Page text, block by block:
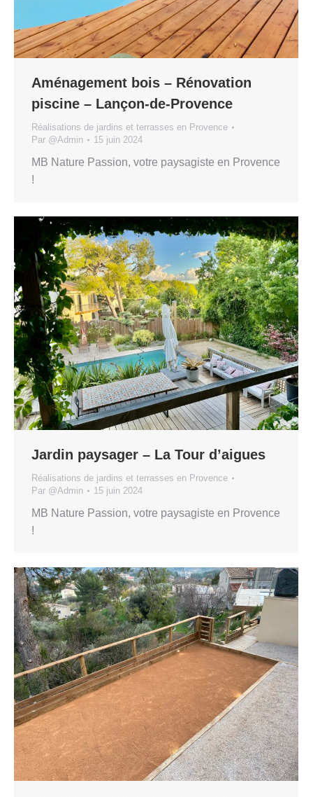
Aménagement bois – Rénovation
piscine – Lançon-de-Provence
Réalisations de jardins et terrasses en Provence
Par @Admin 15 juin 2024
MB Nature Passion, votre paysagiste en Provence
!
Jardin paysager – La Tour d’aigues
Réalisations de jardins et terrasses en Provence
Par @Admin 15 juin 2024
MB Nature Passion, votre paysagiste en Provence
!